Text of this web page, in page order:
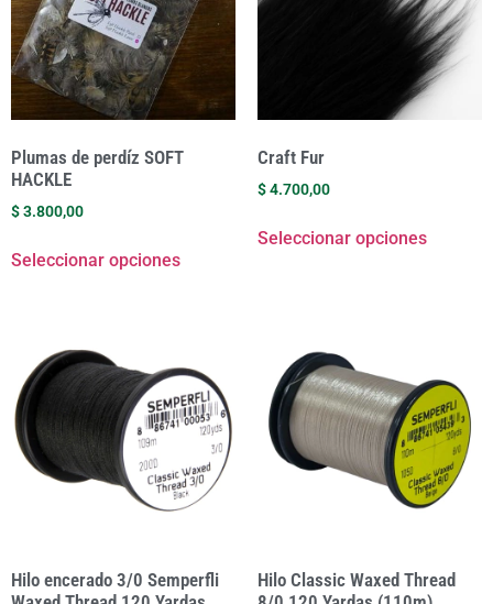
Plumas de perdíz SOFT
HACKLE
$3.800,00
Seleccionar opciones
Craft Fur
$4.700,00
Seleccionar opciones
Hilo encerado 3/0 Semperfli
Hilo Classic Waxed Thread